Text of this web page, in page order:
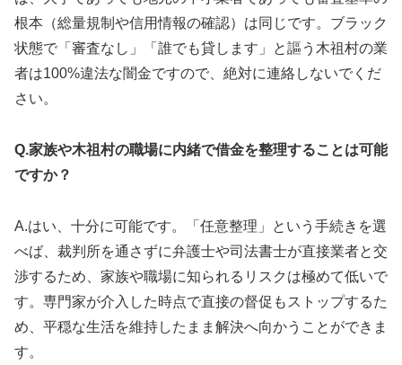
根本（総量規制や信用情報の確認）は同じです。ブラック
状態で「審査なし」「誰でも貸します」と謳う木祖村の業
者は100%違法な闇金ですので、絶対に連絡しないでくだ
さい。
Q.家族や木祖村の職場に内緒で借金を整理することは可能
ですか？
A.はい、十分に可能です。「任意整理」という手続きを選
べば、裁判所を通さずに弁護士や司法書士が直接業者と交
渉するため、家族や職場に知られるリスクは極めて低いで
す。専門家が介入した時点で直接の督促もストップするた
め、平穏な生活を維持したまま解決へ向かうことができま
す。